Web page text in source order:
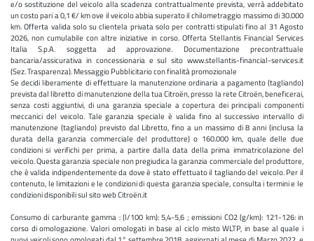
e/o sostituzione del veicolo alla scadenza contrattualmente prevista, verrà addebitato
un costo pari a 0,1 €/ km ove il veicolo abbia superato il chilometraggio massimo di 30.000
km. Offerta valida solo su clientela privata solo per contratti stipulati fino al 31 Agosto
2026, non cumulabile con altre iniziative in corso. Offerta Stellantis Financial Services
Italia S.p.A. soggetta ad approvazione. Documentazione precontrattuale
bancaria/assicurativa in concessionaria e sul sito www.stellantis-financial-services.it
(Sez. Trasparenza). Messaggio Pubblicitario con finalità promozionale
Se decidi liberamente di effettuare la manutenzione ordinaria a pagamento (tagliando)
prevista dal libretto di manutenzione della tua Citroën, presso la rete Citroën, beneficerai,
senza costi aggiuntivi, di una garanzia speciale a copertura dei principali componenti
meccanici del veicolo. Tale garanzia speciale è valida fino al successivo intervallo di
manutenzione (tagliando) previsto dal Libretto, fino a un massimo di 8 anni (inclusa la
durata della garanzia commerciale del produttore) o 160.000 km, quale delle due
condizioni si verifichi per prima, a partire dalla data della prima immatricolazione del
veicolo. Questa garanzia speciale non pregiudica la garanzia commerciale del produttore,
che è valida indipendentemente da dove è stato effettuato il tagliando del veicolo. Per il
contenuto, le limitazioni e le condizioni di questa garanzia speciale, consulta i termini e le
condizioni disponibili sul sito web Citroën.it
Consumo di carburante gamma : (l/100 km): 5,4-5,6 ; emissioni CO2 (g/km): 121-126: in
corso di omologazione. Valori omologati in base al ciclo misto WLTP, in base al quale i